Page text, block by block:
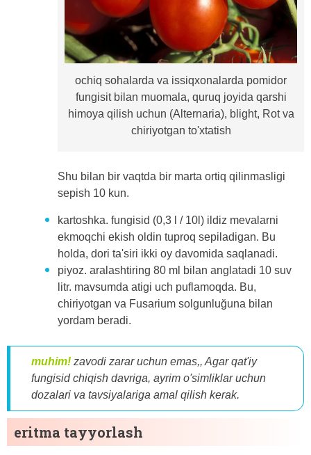
ochiq sohalarda va issiqxonalarda pomidor
fungisit bilan muomala, quruq joyida qarshi
himoya qilish uchun (Alternaria), blight, Rot va
chiriyotgan to'xtatish
Shu bilan bir vaqtda bir marta ortiq qilinmasligi
sepish 10 kun.
kartoshka. fungisid (0,3 l / 10l) ildiz mevalarni
ekmoqchi ekish oldin tuproq sepiladigan. Bu
holda, dori ta'siri ikki oy davomida saqlanadi.
piyoz. aralashtiring 80 ml bilan anglatadi 10 suv
litr. mavsumda atigi uch puflamoqda. Bu,
chiriyotgan va Fusarium solgunluğuna bilan
yordam beradi.
muhim! zavodi zarar uchun emas,, Agar qat'iy
fungisid chiqish davriga, ayrim o'simliklar uchun
dozalari va tavsiyalariga amal qilish kerak.
eritma tayyorlash